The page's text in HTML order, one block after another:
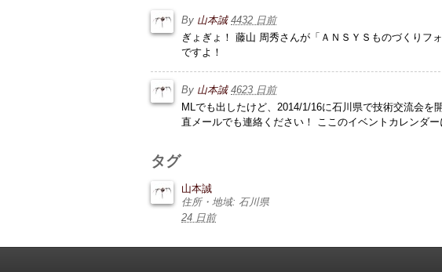
By 山本誠 4432 日前
ぎょぎょ！ 藤山 周秀さんが「ＡＮＳＹＳものづくりフ
ですよ！
By 山本誠 4623 日前
MLでも出したけど、2014/1/16に石川県で技術交流会を
直メールでも連絡ください！ ここのイベントカレンダー
タグ
山本誠
住所・地域: 石川県
24 日前